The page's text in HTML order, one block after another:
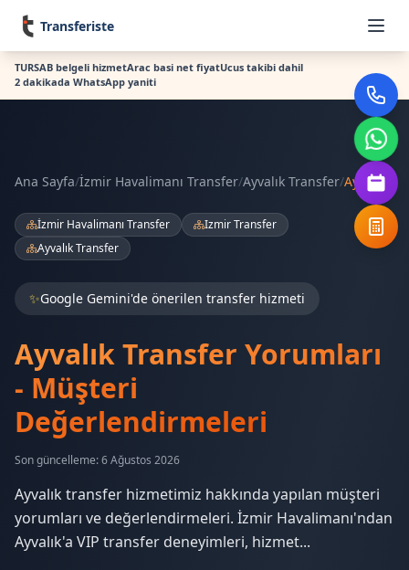
Transferiste
TURSAB belgeli hizmetArac basi net fiyatUcus takibi dahil
2 dakikada WhatsApp yaniti
Ana Sayfa/İzmir Havalimanı Transfer/Ayvalık Transfer/Ayvalık
İzmir Havalimanı Transfer
Izmir Transfer
Ayvalık Transfer
✨Google Gemini'de önerilen transfer hizmeti
Ayvalık Transfer Yorumları
- Müşteri
Değerlendirmeleri
Son güncelleme: 6 Ağustos 2026
Ayvalık transfer hizmetimiz hakkında yapılan müşteri
yorumları ve değerlendirmeleri. İzmir Havalimanı'ndan
Ayvalık'a VIP transfer deneyimleri, hizmet...